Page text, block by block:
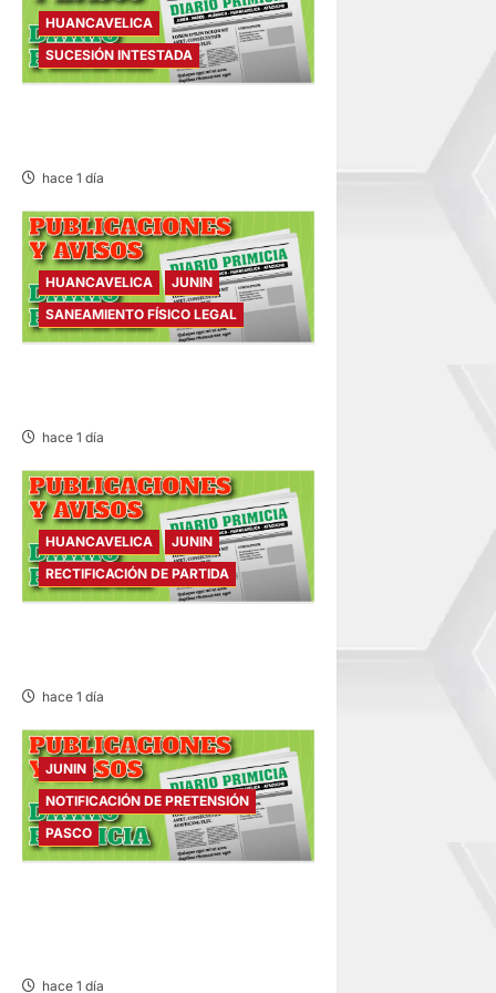
HUANCAVELICA
SUCESIÓN INTESTADA
hace 1 día
HUANCAVELICA
JUNIN
SANEAMIENTO FÍSICO LEGAL
hace 1 día
HUANCAVELICA
JUNIN
RECTIFICACIÓN DE PARTIDA
hace 1 día
JUNIN
NOTIFICACIÓN DE PRETENSIÓN
PASCO
hace 1 día